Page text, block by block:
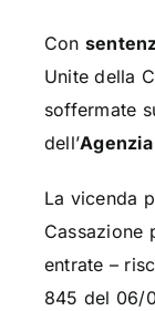
Con
Unite della
soffermate
dell’
La vicenda
Cassazione
entrate –
845 del 06/